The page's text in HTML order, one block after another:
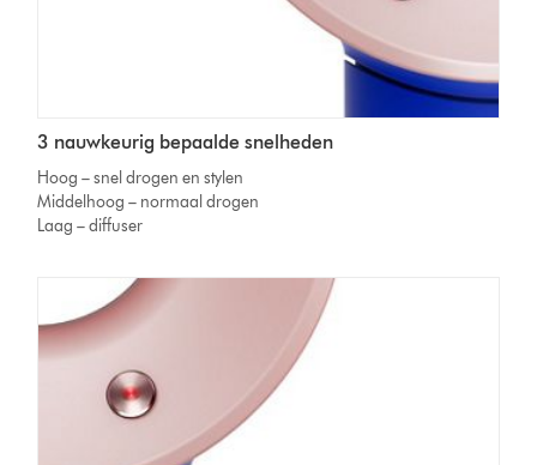
3 nauwkeurig bepaalde snelheden
Hoog – snel drogen en stylen
Middelhoog – normaal drogen
Laag – diffuser